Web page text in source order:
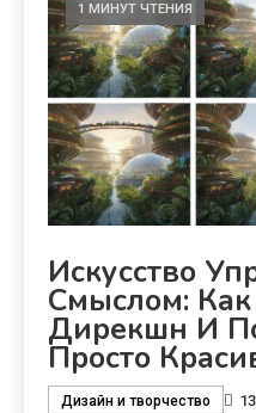
1 МИНУТ ЧТЕНИЯ
Искусство
Смыслом: Как
Дирекшн И
Просто
Дизайн и творчество